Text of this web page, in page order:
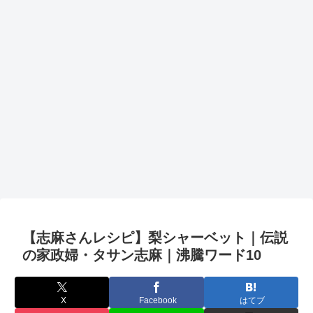
【志麻さんレシピ】梨シャーベット｜伝説
の家政婦・タサン志麻｜沸騰ワード10
X Facebook はてブ